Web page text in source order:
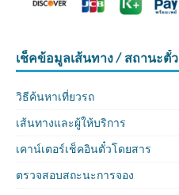
เช็คข้อมูลเส้นทาง / สถานะตั๋ว
วิธีค้นหาเที่ยวรถ
เส้นทางและผู้ให้บริการ
เคาน์เตอร์เช็คอินตั๋วโดยสาร
ตรวจสอบสถะนะการจอง